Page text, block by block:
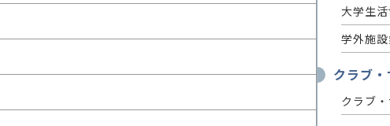
大学生
学外施
クラブ
クラブ